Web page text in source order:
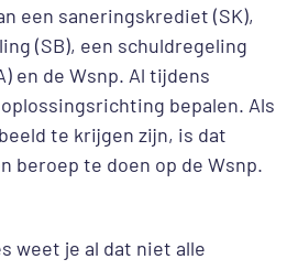
een saneringskrediet (SK),
(SB), een schuldregeling
en de Wsnp. Al tijdens
bepalen. Als
te krijgen zijn, is dat
beroep te doen op de Wsnp.
weet je al dat niet alle